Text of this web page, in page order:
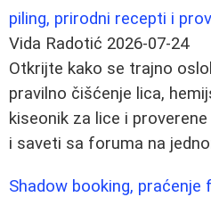
piling, prirodni recepti i
Vida Radotić 2026-07-24
Otkrijte kako se trajno
pravilno čišćenje lica,
kiseonik za lice i
i saveti sa foruma na
Shadow booking, praćenje